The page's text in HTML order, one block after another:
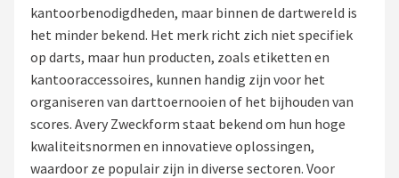
Dartspelers
Toernooien
Spelregels
Uitgooilijst
kantoorbenodigdheden, maar binnen de dartwereld is
het minder bekend. Het merk richt zich niet specifiek
op darts, maar hun producten, zoals etiketten en
kantooraccessoires, kunnen handig zijn voor het
organiseren van darttoernooien of het bijhouden van
scores. Avery Zweckform staat bekend om hun hoge
kwaliteitsnormen en innovatieve oplossingen,
waardoor ze populair zijn in diverse sectoren. Voor